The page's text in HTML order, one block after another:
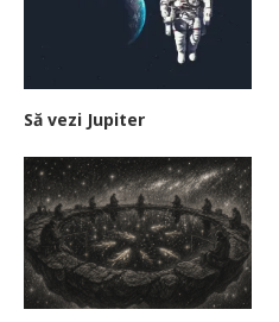
Să vezi Jupiter